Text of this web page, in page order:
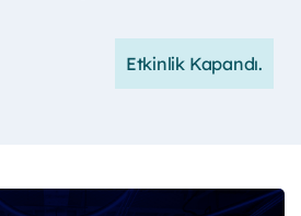
Etkinlik Kapandı.